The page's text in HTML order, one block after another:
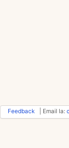
Feedback | Email la: